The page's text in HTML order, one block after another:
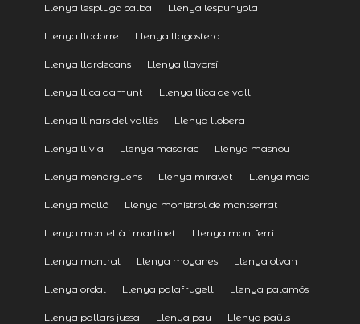
Llenya lespluga calba Llenya lespunyola
Llenya lladorre Llenya llagostera
Llenya llardecans Llenya llavorsí
Llenya llica damunt Llenya llica de vall
Llenya llinars del vallès Llenya llobera
Llenya llívia Llenya masarac Llenya masnou
Llenya menàrguens Llenya miravet Llenya moià
Llenya molló Llenya monistrol de montserrat
Llenya montellà i martinet Llenya montferri
Llenya montral Llenya moyanes Llenya olvan
Llenya ordal Llenya palafrugell Llenya palamós
Llenya pallars jussa Llenya pau Llenya paüls